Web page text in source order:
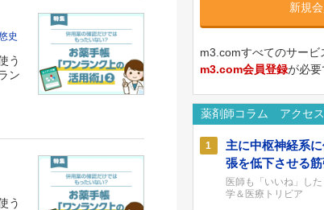
史
う
ン
う
新規
m3.comすべてのサービ
m3.com会員登録が必要
薬剤師コラム アクセ
1
主に中枢神経系
張を低下させる
医師も「いいね」し
学＆医療トリビア